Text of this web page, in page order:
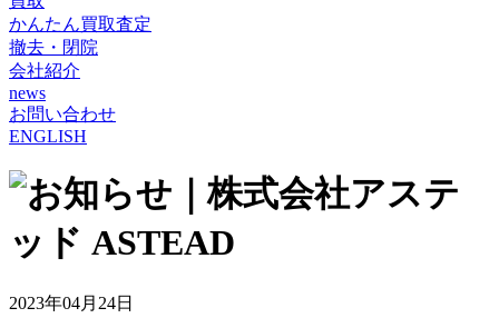
かんたん買取査定
撤去・閉院
会社紹介
news
お問い合わせ
ENGLISH
2023年04月24日